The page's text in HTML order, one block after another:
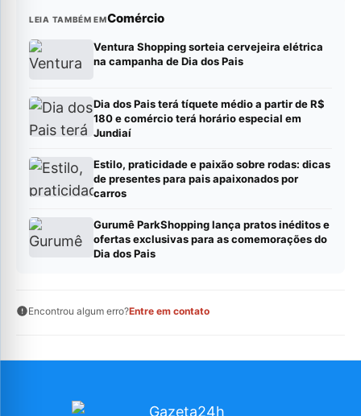
LEIA TAMBÉM EMComércio
Ventura Shopping sorteia cervejeira elétrica
na campanha de Dia dos Pais
Dia dos Pais terá tíquete médio a partir de R$
180 e comércio terá horário especial em
Jundiaí
Estilo, praticidade e paixão sobre rodas: dicas
de presentes para pais apaixonados por
carros
Gurumê ParkShopping lança pratos inéditos e
ofertas exclusivas para as comemorações do
Dia dos Pais
Encontrou algum erro?Entre em contato